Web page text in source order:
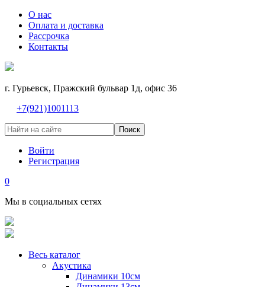
О нас
Оплата и доставка
Рассрочка
Контакты
г. Гурьевск, Пражский бульвар 1д, офис 36
+7(921)1001113
Поиск
Войти
Регистрация
0
Мы в социальных сетях
Весь каталог
Акустика
Динамики 10см